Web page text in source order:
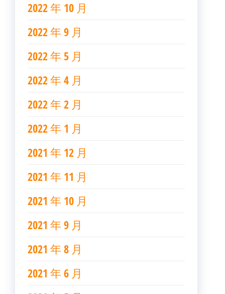
2022 年 10 月
2022 年 9 月
2022 年 5 月
2022 年 4 月
2022 年 2 月
2022 年 1 月
2021 年 12 月
2021 年 11 月
2021 年 10 月
2021 年 9 月
2021 年 8 月
2021 年 6 月